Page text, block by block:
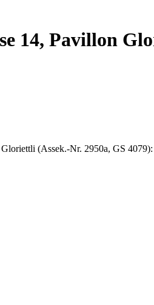
14, Pavillon
(Assek.-Nr. 2950a, GS